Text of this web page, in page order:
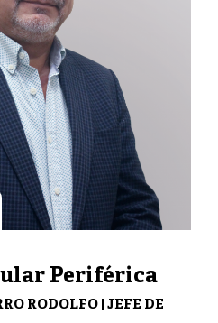
Periférica
RODOLFO | JEFE DE